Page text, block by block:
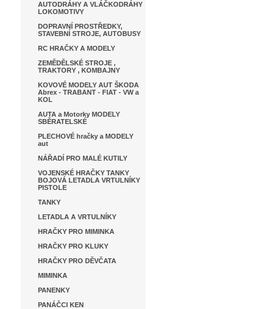
AUTODRÁHY A VLÁČKODRÁHY
LOKOMOTIVY
DOPRAVNÍ PROSTŘEDKY,
STAVEBNÍ STROJE, AUTOBUSY
RC HRAČKY A MODELY
ZEMĚDĚLSKÉ STROJE ,
TRAKTORY , KOMBAJNY
KOVOVÉ MODELY AUT ŠKODA
Abrex - TRABANT - FIAT - VW a
KOL
AUTA a Motorky MODELY
SBĚRATELSKÉ
PLECHOVÉ hračky a MODELY
aut
NÁŘADÍ PRO MALÉ KUTILY
VOJENSKÉ HRAČKY TANKY
BOJOVÁ LETADLA VRTULNÍKY
PISTOLE
TANKY
LETADLA A VRTULNÍKY
HRAČKY PRO MIMINKA
HRAČKY PRO KLUKY
HRAČKY PRO DĚVČATA
MIMINKA
PANENKY
PANÁČCI KEN